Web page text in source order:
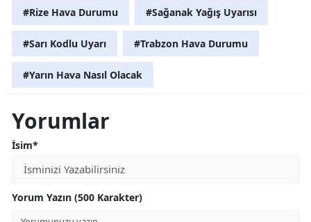
#Rize Hava Durumu #Sağanak Yağış Uyarısı
#Sarı Kodlu Uyarı #Trabzon Hava Durumu
#Yarın Hava Nasıl Olacak
Yorumlar
İsim*
Yorum Yazın (500 Karakter)